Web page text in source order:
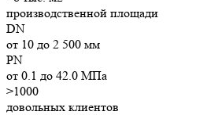
производственной площади
DN
от 10 до 2 500 мм
PN
от 0.1 до 42.0 МПа
>1000
довольных клиентов